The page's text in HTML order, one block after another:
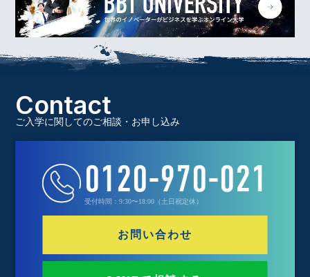
Contact
ご入学に関してのご相談・お申し込み
0120-970-021
受付時間：9:30〜18:00（土日祝定休）
お問い合わせ